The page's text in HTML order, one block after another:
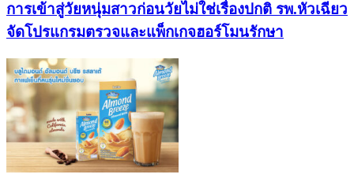
การเข้าสู่วัยหนุ่มสาวก่อนวัยไม่ใช่เรื่องปกติ รพ.หัวเฉียว
จัดโปรแกรมตรวจและแพ็กเกจฮอร์โมนรักษา